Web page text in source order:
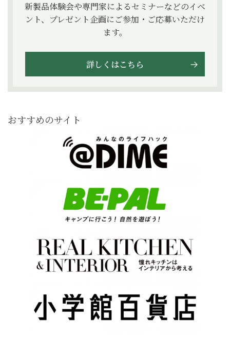
新製品体験会や専門家によるセミナーなどのイベ
ント、プレゼント企画にご参加・ご応募いただけ
ます。
詳しくはこちら
おすすめのサイト